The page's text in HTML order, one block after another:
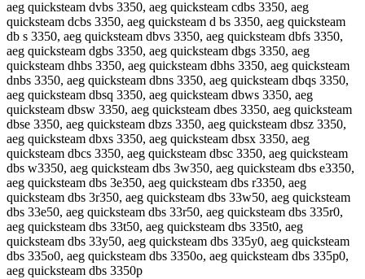
aeg quicksteam dvbs 3350, aeg quicksteam cdbs 3350, aeg
quicksteam dcbs 3350, aeg quicksteam d bs 3350, aeg quicksteam
db s 3350, aeg quicksteam dbvs 3350, aeg quicksteam dbfs 3350,
aeg quicksteam dgbs 3350, aeg quicksteam dbgs 3350, aeg
quicksteam dhbs 3350, aeg quicksteam dbhs 3350, aeg quicksteam
dnbs 3350, aeg quicksteam dbns 3350, aeg quicksteam dbqs 3350,
aeg quicksteam dbsq 3350, aeg quicksteam dbws 3350, aeg
quicksteam dbsw 3350, aeg quicksteam dbes 3350, aeg quicksteam
dbse 3350, aeg quicksteam dbzs 3350, aeg quicksteam dbsz 3350,
aeg quicksteam dbxs 3350, aeg quicksteam dbsx 3350, aeg
quicksteam dbcs 3350, aeg quicksteam dbsc 3350, aeg quicksteam
dbs w3350, aeg quicksteam dbs 3w350, aeg quicksteam dbs e3350,
aeg quicksteam dbs 3e350, aeg quicksteam dbs r3350, aeg
quicksteam dbs 3r350, aeg quicksteam dbs 33w50, aeg quicksteam
dbs 33e50, aeg quicksteam dbs 33r50, aeg quicksteam dbs 335r0,
aeg quicksteam dbs 33t50, aeg quicksteam dbs 335t0, aeg
quicksteam dbs 33y50, aeg quicksteam dbs 335y0, aeg quicksteam
dbs 335o0, aeg quicksteam dbs 3350o, aeg quicksteam dbs 335p0,
aeg quicksteam dbs 3350p